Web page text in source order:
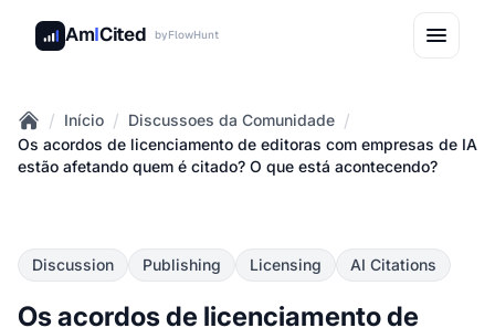
AmICited byFlowHunt
Home
/ Início / Discussoes da Comunidade /
Os acordos de licenciamento de editoras com empresas de IA
estão afetando quem é citado? O que está acontecendo?
Discussion Publishing Licensing AI Citations
Os acordos de licenciamento de